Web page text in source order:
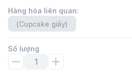
Hàng hóa liên quan:
(Cupcake giấy)
Số lượng